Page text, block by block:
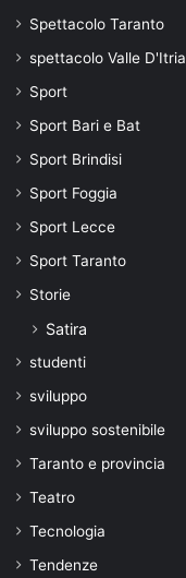
Spettacolo Taranto
spettacolo Valle D'Itria
Sport
Sport Bari e Bat
Sport Brindisi
Sport Foggia
Sport Lecce
Sport Taranto
Storie
Satira
studenti
sviluppo
sviluppo sostenibile
Taranto e provincia
Teatro
Tecnologia
Tendenze